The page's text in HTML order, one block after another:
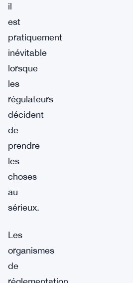
il
est
pratiquement
inévitable
lorsque
les
régulateurs
décident
de
prendre
les
choses
au
sérieux.
Les
organismes
de